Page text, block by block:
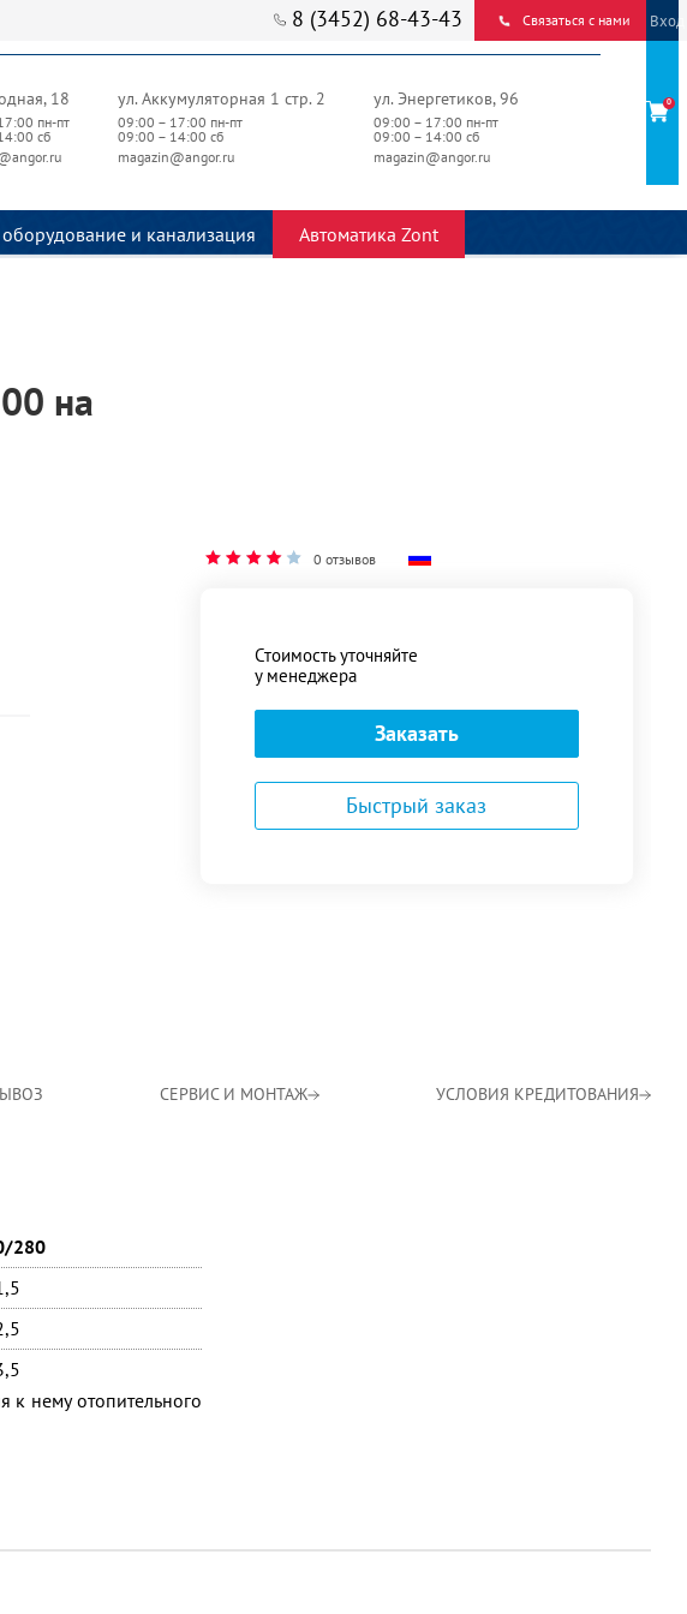
8 (3452) 68-43-43 Связаться с нами
18
пн-пт
сб
ул. Аккумуляторная 1 стр. 2
09:00 – 17:00 пн-пт
09:00 – 14:00 сб
magazin@angor.ru
ул. Энергетиков, 96
09:00 – 17:00 пн-пт
09:00 – 14:00 сб
magazin@angor.ru
и канализация Автоматика Zont
Вход
0
на
0 отзывов
Стоимость уточняйте
у менеджера
Заказать
Быстрый заказ
СЕРВИС И МОНТАЖ УСЛОВИЯ КРЕДИТОВАНИЯ
280
нему отопительного